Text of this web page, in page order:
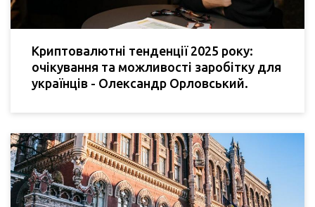
Криптовалютні тенденції 2025 року:
очікування та можливості заробітку для
українців - Олександр Орловський.